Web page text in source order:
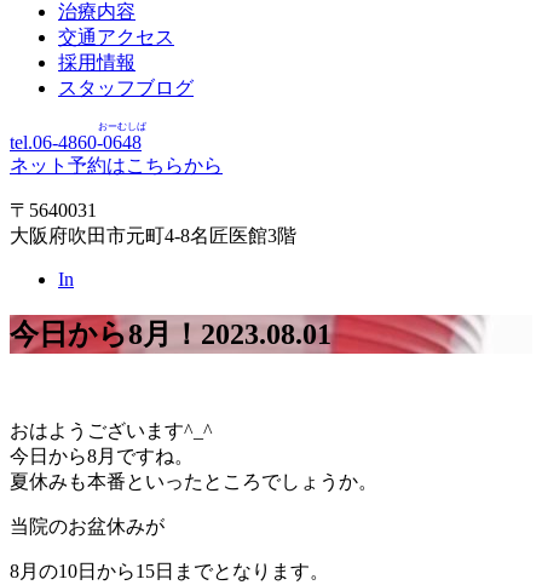
治療内容
交通アクセス
採用情報
スタッフブログ
tel.06-4860-0648
おーむしば
ネット予約はこちらから
〒5640031
大阪府吹田市元町4-8名匠医館3階
In
今日から8月！ 2023.08.01
おはようございます^_^
今日から8月ですね。
夏休みも本番といったところでしょうか。
当院のお盆休みが
8月の10日から15日までとなります。